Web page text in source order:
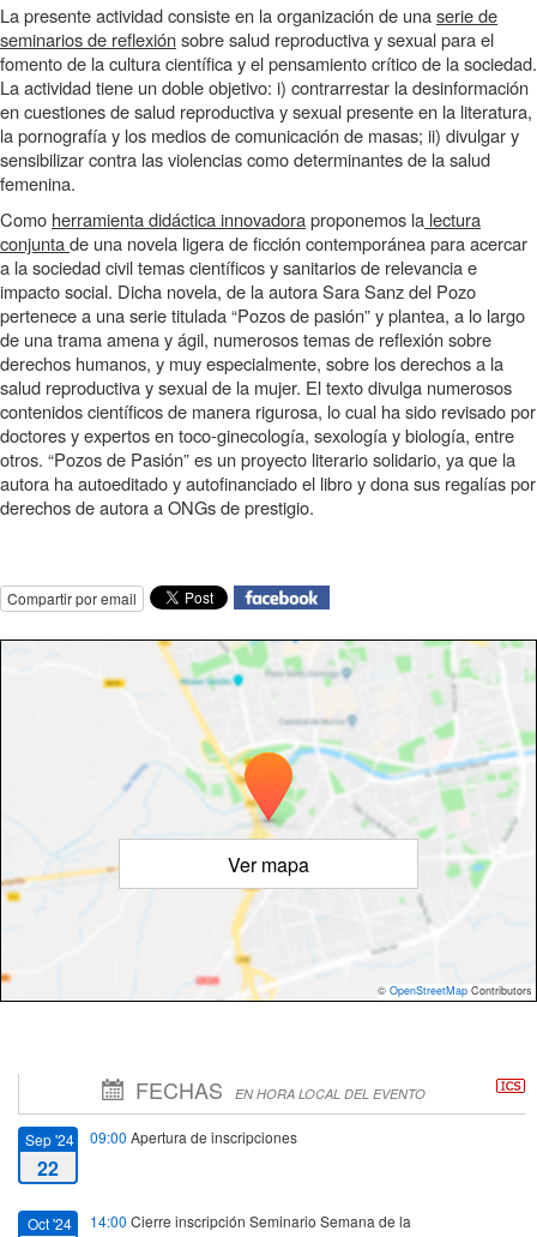
La presente actividad consiste en la organización de unaserie de
seminarios de reflexiónsobre salud reproductiva y sexual para el
fomento de la cultura científica y el pensamiento crítico de la sociedad.
La actividad tiene un doble objetivo: i) contrarrestar la desinformación
en cuestiones de salud reproductiva y sexual presente en la literatura,
la pornografía y los medios de comunicación de masas; ii) divulgar y
sensibilizar contra las violencias como determinantes de la salud
femenina.
Como herramienta didáctica innovadoraproponemos la lectura
conjuntade una novela ligera de ficción contemporánea para acercar
a la sociedad civil temas científicos y sanitarios de relevancia e
impacto social. Dicha novela, de la autora Sara Sanz del Pozo
pertenece a una serie titulada “Pozos de pasión” y plantea, a lo largo
de una trama amena y ágil, numerosos temas de reflexión sobre
derechos humanos, y muy especialmente, sobre los derechos a la
salud reproductiva y sexual de la mujer. El texto divulga numerosos
contenidos científicos de manera rigurosa, lo cual ha sido revisado por
doctores y expertos en toco-ginecología, sexología y biología, entre
otros. “Pozos de Pasión” es un proyecto literario solidario, ya que la
autora ha autoeditado y autofinanciado el libro y dona sus regalías por
derechos de autora a ONGs de prestigio.
Compartir por email
Ver mapa
© OpenStreetMap Contributors
FECHAS EN HORA LOCAL DEL EVENTO
Sep '24
22
09:00 Apertura de inscripciones
Oct '24 14:00 Cierre inscripción Seminario Semana de la